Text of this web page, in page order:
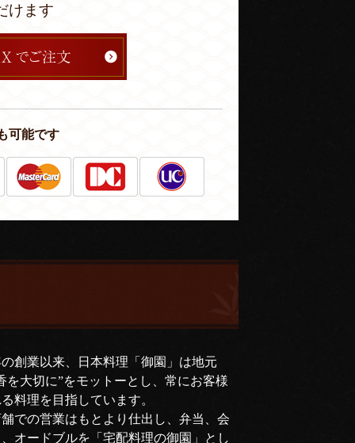
けます
可能です
創業以来、日本料理「御園」は地元
を大切に”をモットーとし、常にお客様
料理を目指しています。
での営業はもとより仕出し、弁当、会
オードブルを「宅配料理の御園」とし